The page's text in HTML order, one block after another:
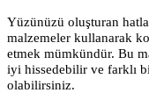
Yüzünüzü oluşturan
malzemeler kullanarak
etmek mümkündür. Bu
iyi hissedebilir ve farklı
olabilirsiniz.